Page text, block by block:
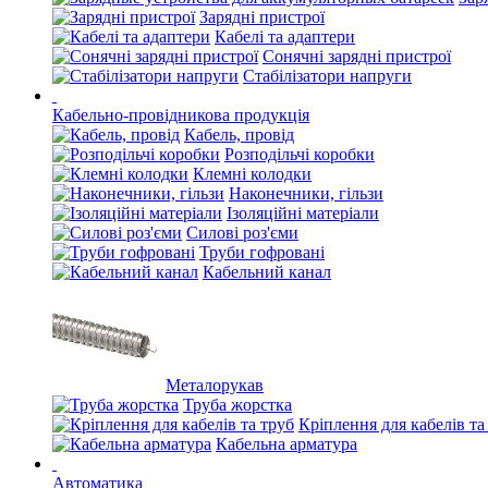
Зарядні пристрої
Кабелі та адаптери
Сонячні зарядні пристрої
Стабілізатори напруги
Кабельно-провідникова продукція
Кабель, провід
Розподільчі коробки
Клемні колодки
Наконечники, гільзи
Ізоляційні матеріали
Силові роз'єми
Труби гофровані
Кабельний канал
Металорукав
Труба жорстка
Кріплення для кабелів
Кабельна арматура
Автоматика